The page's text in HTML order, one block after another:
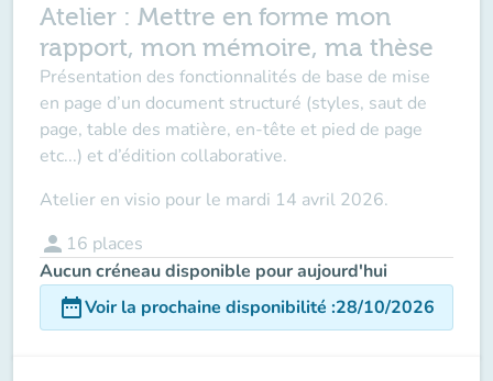
Atelier : Mettre en forme mon
rapport, mon mémoire, ma thèse
Présentation des fonctionnalités de base de mise
en page d’un document structuré (styles, saut de
page, table des matière, en-tête et pied de page
etc...) et d’édition collaborative.
Atelier en visio pour le mardi 14 avril 2026.
person 16 places
Aucun créneau disponible pour aujourd'hui
date_rangeVoir la prochaine disponibilité :28/10/2026